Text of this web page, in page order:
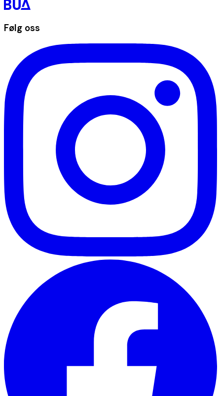
Følg oss